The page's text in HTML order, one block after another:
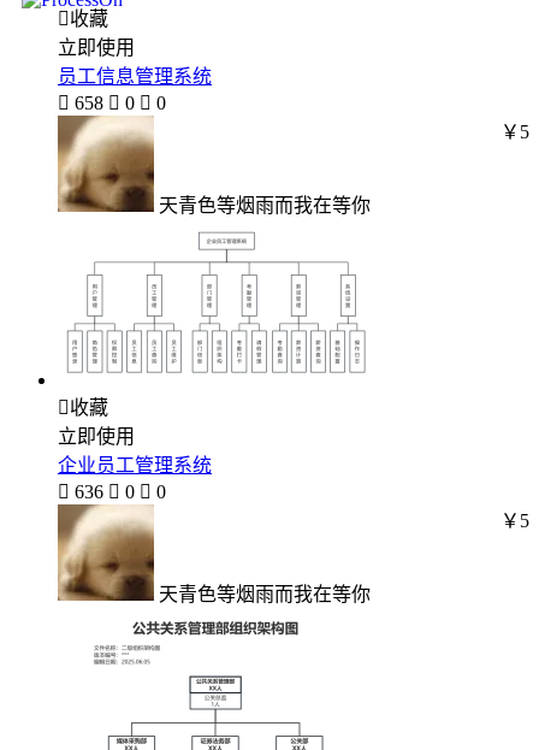
收藏
立即使用
员工信息管理系统
 658  0  0
天青色等烟雨而我在等你
￥5
收藏
立即使用
企业员工管理系统
 636  0  0
天青色等烟雨而我在等你
￥5